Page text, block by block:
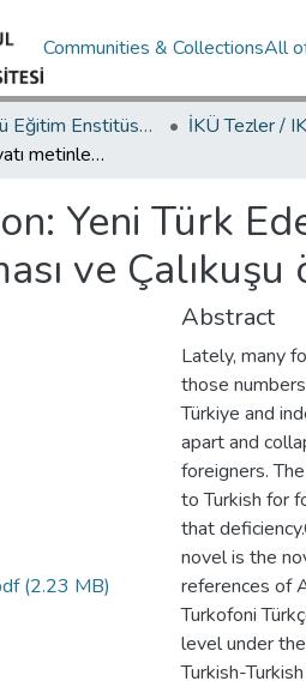
Communities & CollectionsAll
Lisansüstü Eğitim Enstitüsü / Postgraduate Education Institute İKÜ Tezler /
Yeni Türk Edebiyatı metinlerinin A1-A2 düzeyine uyarlanması ve Çalıkuşu örneği
Yeni Türk
ve Çalıkuşu
(2.23 MB)
Abstract
Lately, many
those
Türkiye and
apart and
foreigners.
to Turkish for
that
novel is the
references of
Turkofoni
level under
Turkish-